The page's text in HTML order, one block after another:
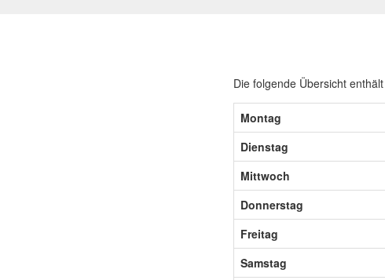
Die folgende Übersicht
Montag
Dienstag
Mittwoch
Donnerstag
Freitag
Samstag